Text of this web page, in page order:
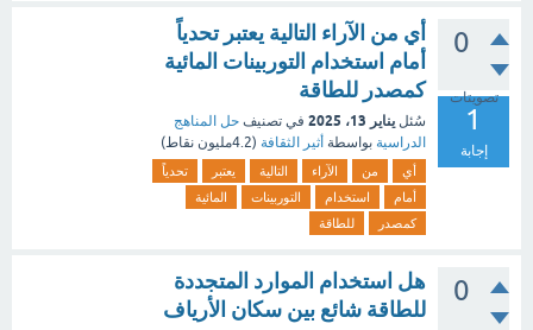
0
تصويتات
1
إجابة
أي من الآراء التالية يعتبر تحدياً
أمام استخدام التوربينات المائية
كمصدر للطاقة
سُئل يناير 13، 2025 في تصنيف حل المناهج
الدراسية بواسطة أثير الثقافة (4.2مليون نقاط)
أي من الآراء التالية يعتبر
تحدياً
أمام
استخدام التوربينات
المائية
كمصدر
للطاقة
0
هل استخدام الموارد المتجددة
للطاقة شائع بين سكان الأرياف